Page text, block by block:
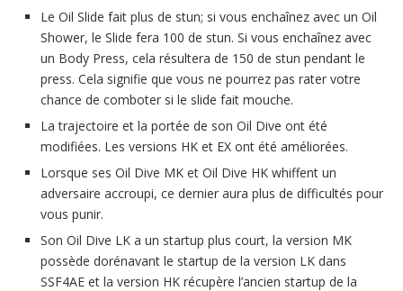
Le Oil Slide fait plus de stun; si vous enchaînez avec un Oil
Shower, le Slide fera 100 de stun. Si vous enchaînez avec
un Body Press, cela résultera de 150 de stun pendant le
press. Cela signifie que vous ne pourrez pas rater votre
chance de comboter si le slide fait mouche.
La trajectoire et la portée de son Oil Dive ont été
modifiées. Les versions HK et EX ont été améliorées.
Lorsque ses Oil Dive MK et Oil Dive HK whiffent un
adversaire accroupi, ce dernier aura plus de difficultés pour
vous punir.
Son Oil Dive LK a un startup plus court, la version MK
possède dorénavant le startup de la version LK dans
SSF4AE et la version HK récupère l’ancien startup de la